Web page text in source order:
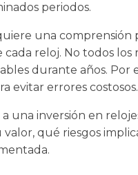
periodos.
una
reloj. No todos los
durante años. Por
evitar errores costosos.
una inversión en
qué riesgos